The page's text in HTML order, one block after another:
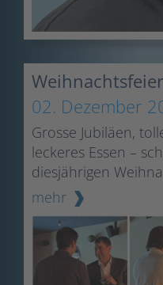
02. Dezember
Grosse Jubiläen,
leckeres Essen –
diesjährigen
mehr